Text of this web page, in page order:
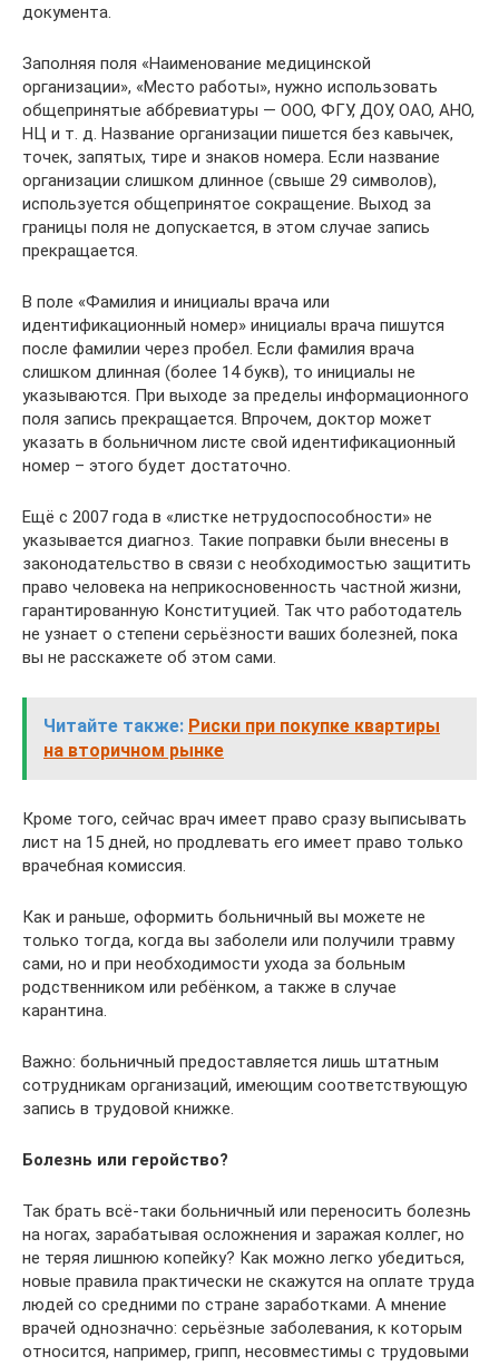
документа.
Заполняя поля «Наименование медицинской
организации», «Место работы», нужно использовать
общепринятые аббревиатуры — ООО, ФГУ, ДОУ, ОАО, АНО,
НЦ и т. д. Название организации пишется без кавычек,
точек, запятых, тире и знаков номера. Если название
организации слишком длинное (свыше 29 символов),
используется общепринятое сокращение. Выход за
границы поля не допускается, в этом случае запись
прекращается.
В поле «Фамилия и инициалы врача или
идентификационный номер» инициалы врача пишутся
после фамилии через пробел. Если фамилия врача
слишком длинная (более 14 букв), то инициалы не
указываются. При выходе за пределы информационного
поля запись прекращается. Впрочем, доктор может
указать в больничном листе свой идентификационный
номер – этого будет достаточно.
Ещё с 2007 года в «листке нетрудоспособности» не
указывается диагноз. Такие поправки были внесены в
законодательство в связи с необходимостью защитить
право человека на неприкосновенность частной жизни,
гарантированную Конституцией. Так что работодатель
не узнает о степени серьёзности ваших болезней, пока
вы не расскажете об этом сами.
Читайте также: Риски при покупке квартиры
на вторичном рынке
Кроме того, сейчас врач имеет право сразу выписывать
лист на 15 дней, но продлевать его имеет право только
врачебная комиссия.
Как и раньше, оформить больничный вы можете не
только тогда, когда вы заболели или получили травму
сами, но и при необходимости ухода за больным
родственником или ребёнком, а также в случае
карантина.
Важно: больничный предоставляется лишь штатным
сотрудникам организаций, имеющим соответствующую
запись в трудовой книжке.
Болезнь или геройство?
Так брать всё-таки больничный или переносить болезнь
на ногах, зарабатывая осложнения и заражая коллег, но
не теряя лишнюю копейку? Как можно легко убедиться,
новые правила практически не скажутся на оплате труда
людей со средними по стране заработками. А мнение
врачей однозначно: серьёзные заболевания, к которым
относится, например, грипп, несовместимы с трудовыми